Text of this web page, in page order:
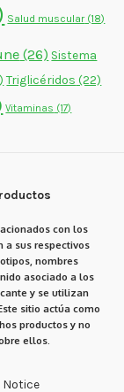
Salud muscular(18)
(26) Sistema
Triglicéridos (22)
Vitaminas (17)
con los
a sus respectivos
nombres
asociado a los
y se utilizan
sitio actúa como
productos y no
ellos.
Notice